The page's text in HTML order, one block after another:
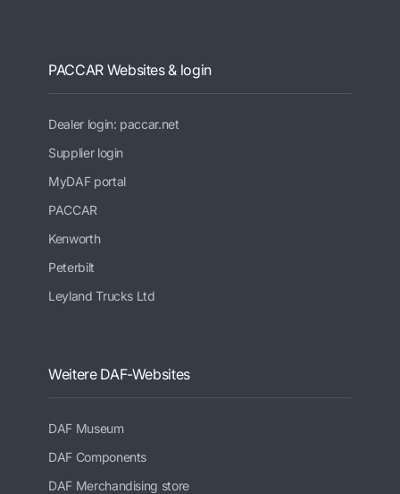
PACCAR Websites & login
Dealer login: paccar.net
Supplier login
MyDAF portal
PACCAR
Kenworth
Peterbilt
Leyland Trucks Ltd
Weitere DAF-Websites
DAF Museum
DAF Components
DAF Merchandising store